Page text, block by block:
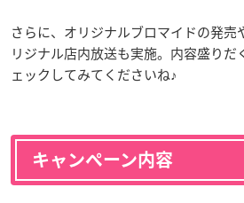
さらに、オリジナルブロマイドの発売
リジナル店内放送も実施。内容盛りだ
ェックしてみてくださいね♪
キャンペーン内容